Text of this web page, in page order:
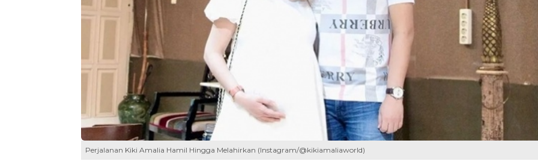
Perjalanan Kiki Amalia Hamil Hingga Melahirkan (Instagram/@kikiamaliaworld)